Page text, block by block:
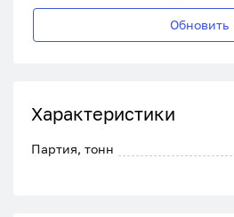
Обновить
Характеристики
Партия, тонн